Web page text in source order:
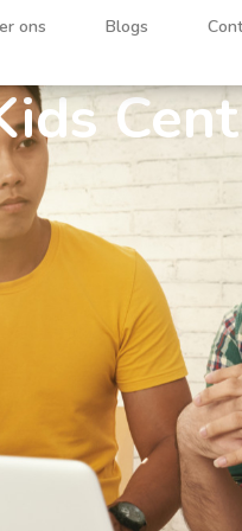
ons Blogs